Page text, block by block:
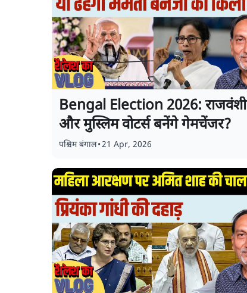
Bengal Election 2026: राजवंशी
और मुस्लिम वोटर्स बनेंगे गेमचेंजर?
पश्चिम बंगाल•21 Apr, 2026